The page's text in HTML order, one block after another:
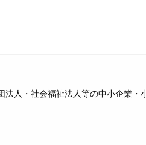
人・社会福祉法人等の中小企業・